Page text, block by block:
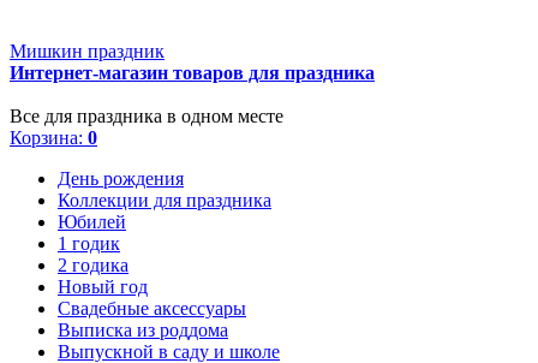
Мишкин праздник
Интернет-магазин товаров для праздника
Все для праздника в одном месте
Корзина: 0
День рождения
Коллекции для праздника
Юбилей
1 годик
2 годика
Новый год
Свадебные аксессуары
Выписка из роддома
Выпускной в саду и школе